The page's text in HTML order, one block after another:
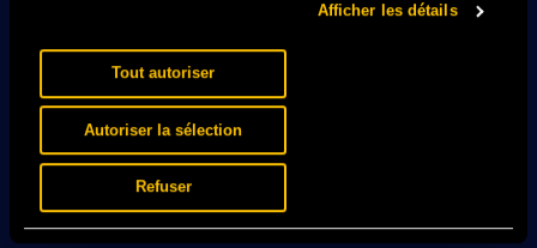
Afficher les détails
Tout autoriser
Autoriser la sélection
Refuser